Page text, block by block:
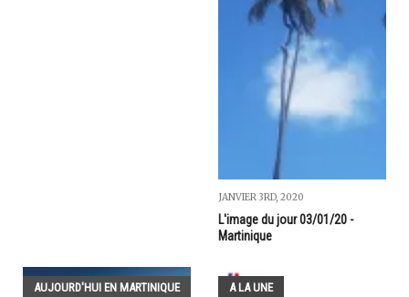
JANVIER 3RD, 2020
L'image du jour 03/01/20 -
Martinique
AUJOURD'HUI EN MARTINIQUE A LA UNE